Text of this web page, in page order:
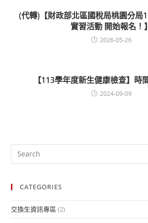
(代轉)【財政部北區國稅局桃園分局
實習活動 開始報名！】
2026-05-26
【113學年度新生健康檢查】時
2024-09-09
CATEGORIES
交換生資訊專區 (2)